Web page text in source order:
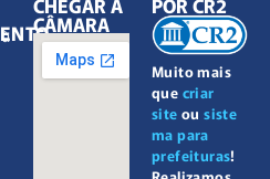
CÂMARA
Muito mais
que criar
site ousiste
ma para
prefeituras!